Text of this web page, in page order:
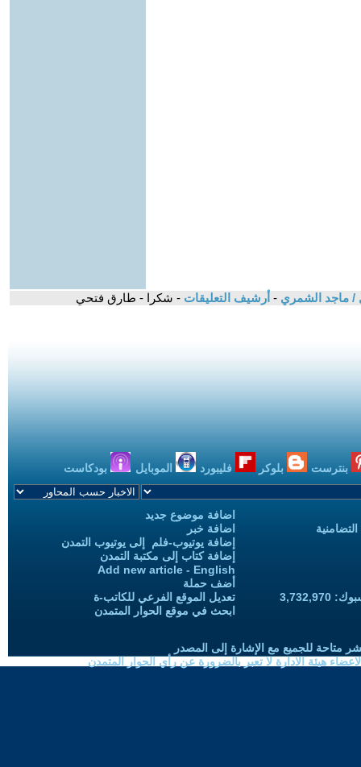
/ ماجد الشمري - أرشيف التعليقات - شكرا - طارق فتحي
بنترست بلوكر فليبورد الموبايل بودكاست
اضافة موضوع جديد
اضافة خبر
إضافة يوتيوب-فلم إلى يوتيوب التمدن
إضافة كتاب إلى مكتبة التمدن
Add new article - English
أضف حملة
تعديل الموقع الفرعي للكاتب-ة
ابحث في موقع الحوار المتمدن
متاحة للجميع مع الإشارة إلى المصدر
هيئة الادارة لا تعبر بالضرورة عن رأي الحوار المتمدن